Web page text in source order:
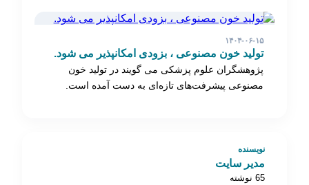
۱۴۰۴-۰۶-۱۵
تولید خون مصنوعی ، بزودی امکانپذیر می شود.
پژوهشگران علوم پزشکی می گویند در تولید خون
مصنوعی پیشرفت‌های تازه‌ای به دست آمده است.
نویسنده
مدیر سایت
65 نوشته